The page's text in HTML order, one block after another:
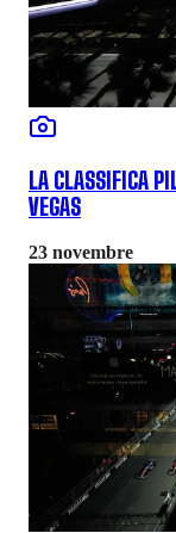
LA CLASSIFICA
VEGAS
23 novembre